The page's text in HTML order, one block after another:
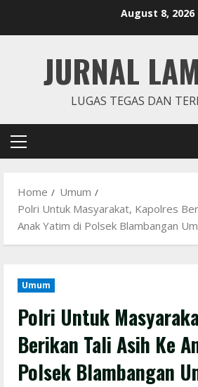
August 8, 2026
JURNAL
LUGAS TEGAS DAN
Primary
Home
Umum
Polri Untuk Masyarakat, Kapolres
Anak Yatim di Polsek Blambangan
Umum
Polri Untuk
Berikan Tali Asih Ke
Polsek Blambangan